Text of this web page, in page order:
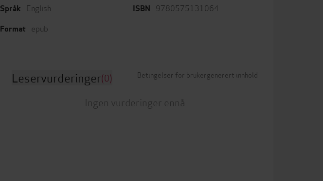
Språk English
Format epub
ISBN 9780575131064
Leservurderinger(0) Betingelser for brukergenerert innhold
Ingen vurderinger ennå